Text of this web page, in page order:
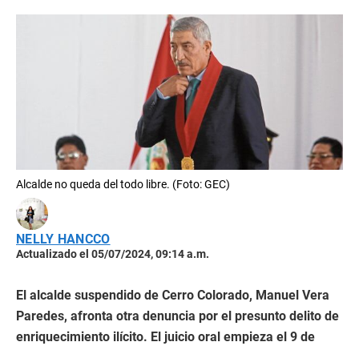
Alcalde no queda del todo libre. (Foto: GEC)
NELLY HANCCO
Actualizado el 05/07/2024, 09:14 a.m.
El alcalde suspendido de Cerro Colorado, Manuel Vera
Paredes, afronta otra denuncia por el presunto delito de
enriquecimiento ilícito. El juicio oral empieza el 9 de